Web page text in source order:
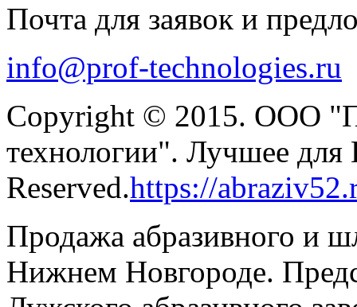
Почта для заявок и
info@prof-technologies.ru
Copyright © 2015. ООО
технологии". Лучшее
Reserved.https://
Продажа абразивного и
Нижнем Новгороде.